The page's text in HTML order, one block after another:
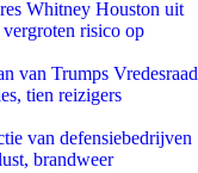
Whitney Houston uit
risico op
van Trumps Vredesraad
tien reizigers
van defensiebedrijven
brandweer